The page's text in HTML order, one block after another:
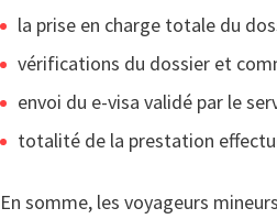
la prise en charge totale du
vérifications du dossier et
envoi du e-visa validé par le
totalité de la prestation
En somme, les voyageurs